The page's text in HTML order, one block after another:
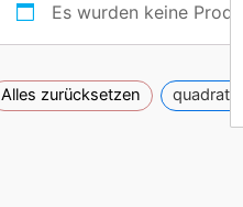
Es wurden keine
Alles zurücksetzen